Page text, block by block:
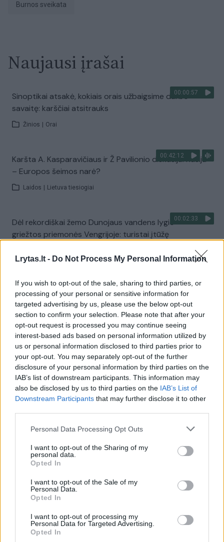
Lrytas.lt - Do Not Process My Personal Information
If you wish to opt-out of the sale, sharing to third parties, or
processing of your personal or sensitive information for
targeted advertising by us, please use the below opt-out
section to confirm your selection. Please note that after your
opt-out request is processed you may continue seeing
interest-based ads based on personal information utilized by
us or personal information disclosed to third parties prior to
your opt-out. You may separately opt-out of the further
disclosure of your personal information by third parties on the
IAB’s list of downstream participants. This information may
also be disclosed by us to third parties on the IAB’s List of
Downstream Participants that may further disclose it to other
Personal Data Processing Opt Outs
I want to opt-out of the Sharing of my
personal data.
Opted In
I want to opt-out of the Sale of my
Personal Data.
Opted In
I want to opt-out of processing my
Personal Data for Targeted Advertising.
Opted In
burnos sveikata
Naujausi įrašai
00:00:57
Sinoptikai atsakė, kokiais orais užbaigsime darbo
savaitę: karščiai atsitrauks
Žinios Orai
00:42:12
Karšta A. Kasparavičiaus ir Ž Pavilionio diskusija: Rusija
– Europos šeimos narė?
Laidos Lietuva tiesiogiai
00:02:33
Dėl rekordiškai žemo Dunojaus vandens lygio –
griežtos priemonės Vengrijoje: turistai įtūžę
00:04:00
Kuprines pasvėrę specialistai įspėja apie pavojingą
įprotį: tą daro daugiau nei pusė pradinukų
Žinios | Lietuvos diena
Visi įrašai
Žiūrimiausi įrašai
00:00:30
Vaizdai iš tragiškos avarijos Vilniaus r.: dviejų moterų ir
Žinios | Lietuvos diena
00:00:57
Savaitės vidurys nusimato karštas: temperatūra kils iki
Žinios | Orai